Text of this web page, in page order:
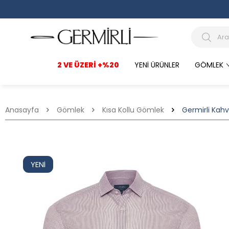
2 VE ÜZERI +%20 YENI ÜRÜNLER GÖMLEK
Anasayfa Gömlek Kısa Kollu Gömlek Germirli
YENI